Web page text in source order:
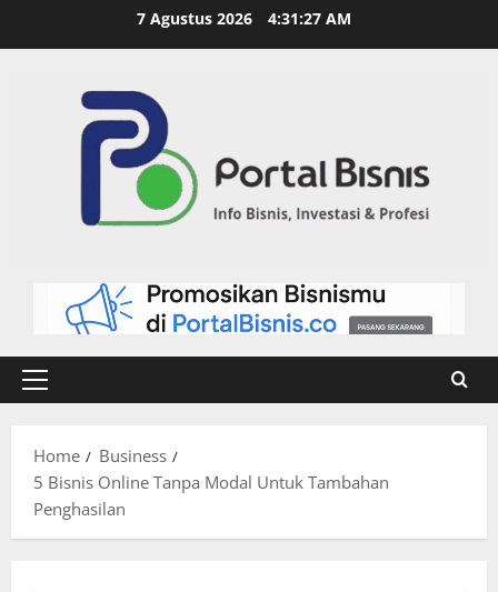
7 Agustus 2026 4:31:28 AM
Home
Business
5 Bisnis Online Tanpa Modal Untuk Tambahan
Penghasilan